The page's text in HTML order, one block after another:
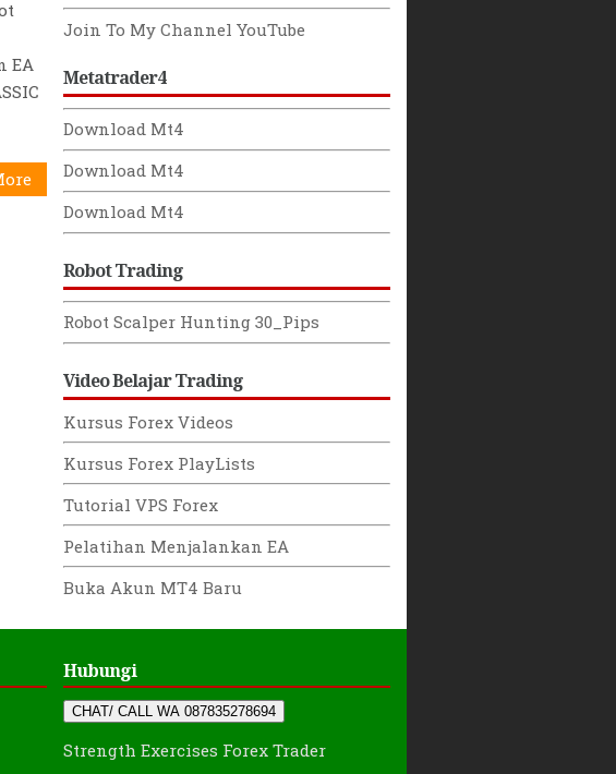
Join To My Channel YouTube
Metatrader4
Download Mt4
Download Mt4
Download Mt4
Robot Trading
Robot Scalper Hunting 30_Pips
Video Belajar Trading
Kursus Forex Videos
Kursus Forex PlayLists
Tutorial VPS Forex
Pelatihan Menjalankan EA
Buka Akun MT4 Baru
Hubungi
CHAT/ CALL WA 087835278694
Strength Exercises Forex Trader